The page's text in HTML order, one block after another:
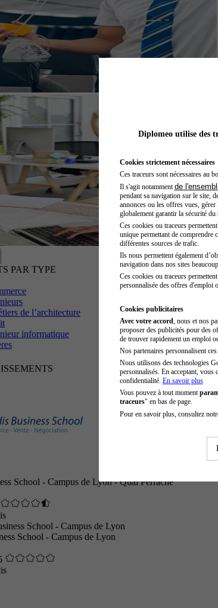
PAR TYPE
de l’architecture
informatique
School - Campus de Lyon - Quai Perrache
School - Campus de Lyon
Diplomeo utilise des
Cookies strictement nécessaires
Ces traceurs sont nécessaires au
Il s'agit notamment de
pendant sa navigation sur le site,
annonces ou les offres vues,
globalement garantir la sécurité
Ces cookies ou traceurs
unique permettant de comprendre
différentes sources de trafic.
Ils nous permettent également
navigation dans nos sites
Ces cookies ou traceurs
personnalisée des offres d'emploi
Cookies publicitaires
Avec votre accord , nous et nos
proposer des publicités pour des
de trouver rapidement un emploi
Nos partenaires personnalisent
Nous utilisons des technologies
personnalisés. En acceptant,
confidentialité. En savoir plus
Vous pouvez à tout moment
traceurs" en bas de page.
Pour en savoir plus, consultez